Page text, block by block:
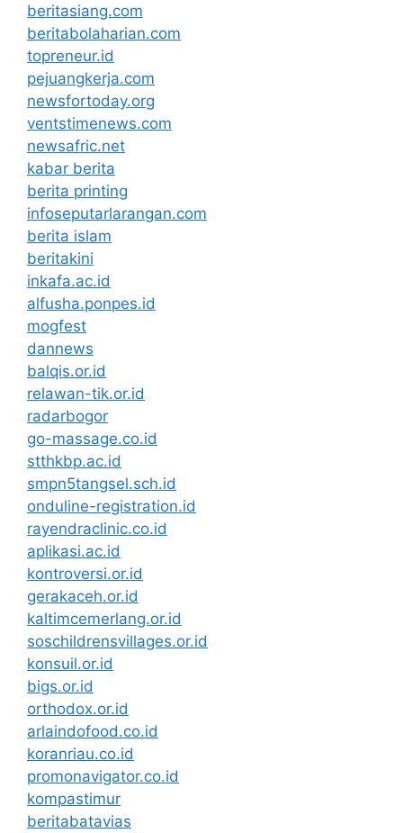
beritasiang.com
beritabolaharian.com
topreneur.id
pejuangkerja.com
newsfortoday.org
ventstimenews.com
newsafric.net
kabar berita
berita printing
infoseputarlarangan.com
berita islam
beritakini
inkafa.ac.id
alfusha.ponpes.id
mogfest
dannews
balqis.or.id
relawan-tik.or.id
radarbogor
go-massage.co.id
stthkbp.ac.id
smpn5tangsel.sch.id
onduline-registration.id
rayendraclinic.co.id
aplikasi.ac.id
kontroversi.or.id
gerakaceh.or.id
kaltimcemerlang.or.id
soschildrensvillages.or.id
konsuil.or.id
bigs.or.id
orthodox.or.id
arlaindofood.co.id
koranriau.co.id
promonavigator.co.id
kompastimur
beritabatavias